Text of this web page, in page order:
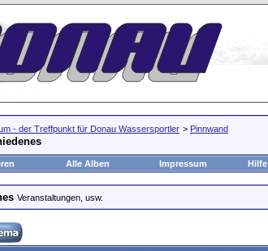
- der Treffpunkt für Donau Wassersportler > Pinnwand
Alle Alben Impressum Hilfe
Veranstaltungen, usw.